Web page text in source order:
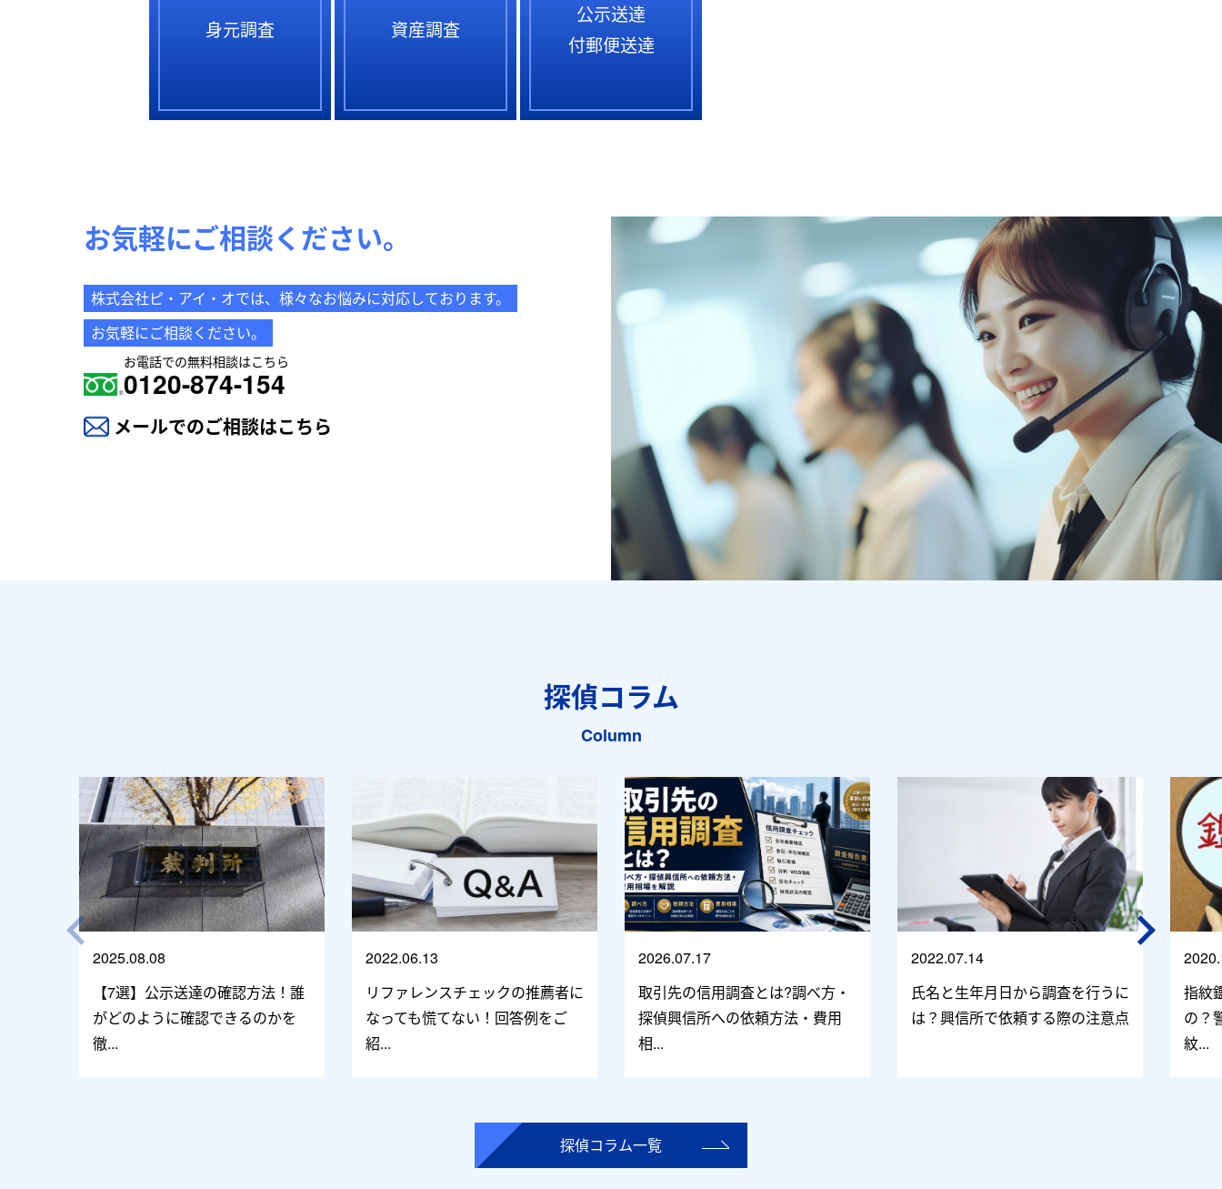
身元調査 資産調査
公示送達
付郵便送達
お気軽にご相談ください。
株式会社ピ・アイ・オでは、様々なお悩みに対応しております。
お気軽にご相談ください。
お電話での無料相談はこちら
0120-874-154
メールでのご相談はこちら
探偵コラム
Column
2025.08.08
【7選】公示送達の確認方法！誰
がどのように確認できるのかを
徹...
2022.06.13
リファレンスチェックの推薦者に
なっても慌てない！回答例をご
紹...
2026.07.17
取引先の信用調査とは?調べ方・
探偵興信所への依頼方法・費用
相...
2022.07.14
氏名と生年月日から調査を行うに
は？興信所で依頼する際の注意点
指紋
の？
紋...
探偵コラム一覧